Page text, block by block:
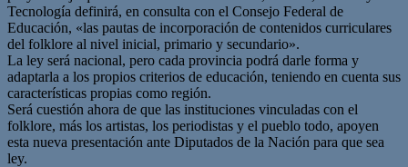
Tecnología definirá, en consulta con el Consejo Federal de
Educación, «las pautas de incorporación de contenidos curriculares
del folklore al nivel inicial, primario y secundario».
La ley será nacional, pero cada provincia podrá darle forma y
adaptarla a los propios criterios de educación, teniendo en cuenta sus
características propias como región.
Será cuestión ahora de que las instituciones vinculadas con el
folklore, más los artistas, los periodistas y el pueblo todo, apoyen
esta nueva presentación ante Diputados de la Nación para que sea
ley.